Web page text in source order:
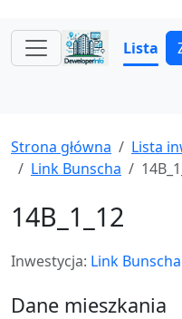
Lista
Strona główna Lista
Link Bunscha
14B_1_12
Inwestycja: Link Bunscha
Dane mieszkania